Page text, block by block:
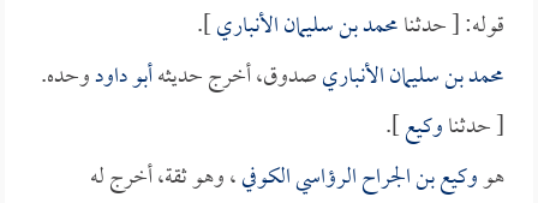
قوله: [ حدثنامحمد بن سليمان الأنباري].
محمد بن سليمان الأنباريصدوق، أخرج حديثهأبو داودوحده.
[ حدثناوكيع].
هووكيع بن الجراح الرؤاسي الكوفي، وهو ثقة، أخرج له